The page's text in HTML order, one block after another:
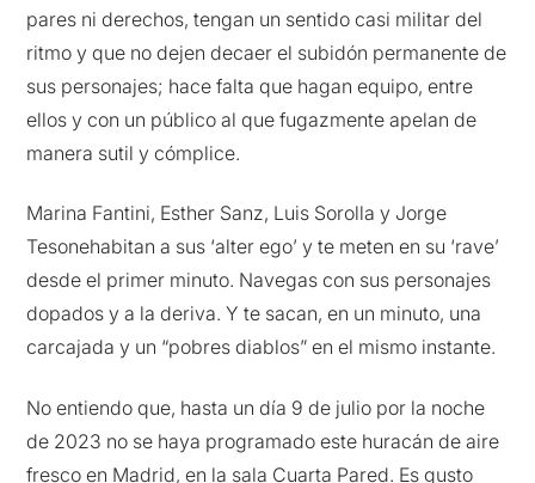
pares ni derechos, tengan un sentido casi militar del
ritmo y que no dejen decaer el subidón permanente de
sus personajes; hace falta que hagan equipo, entre
ellos y con un público al que fugazmente apelan de
manera sutil y cómplice.
Marina Fantini, Esther Sanz, Luis Sorolla y Jorge
Tesonehabitan a sus ‘alter ego’ y te meten en su ‘rave’
desde el primer minuto. Navegas con sus personajes
dopados y a la deriva. Y te sacan, en un minuto, una
carcajada y un “pobres diablos” en el mismo instante.
No entiendo que, hasta un día 9 de julio por la noche
de 2023 no se haya programado este huracán de aire
fresco en Madrid, en la sala Cuarta Pared. Es gusto